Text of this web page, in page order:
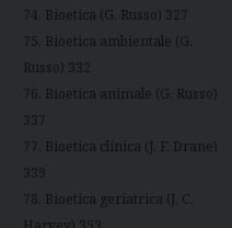
74. Bioetica (G. Russo) 327
75. Bioetica ambientale (G.
Russo) 332
76. Bioetica animale (G. Russo)
337
77. Bioetica clinica (J. F. Drane)
339
78. Bioetica geriatrica (J. C.